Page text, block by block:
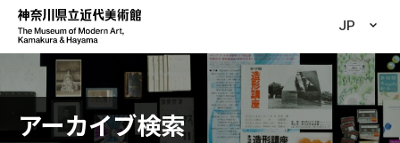
JP
アーカイブ検索